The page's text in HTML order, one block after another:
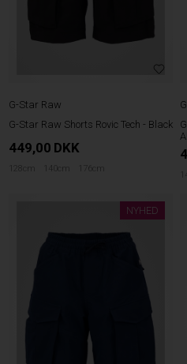
G-Star Raw
G-Star Raw Shorts Rovic Tech - Black
449,00 DKK
128cm 140cm 176cm
NYHED